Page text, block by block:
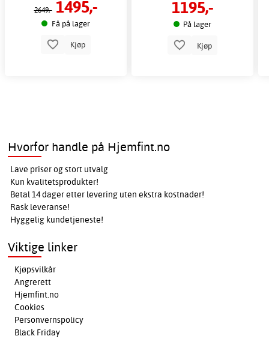
2649,- 1495,-
Få på lager
Kjøp
1195,-
På lager
Kjøp
Hvorfor handle på Hjemfint.no
Lave priser og stort utvalg
Kun kvalitetsprodukter!
Betal 14 dager etter levering uten ekstra kostnader!
Rask leveranse!
Hyggelig kundetjeneste!
Viktige linker
Kjøpsvilkår
Angrerett
Hjemfint.no
Cookies
Personvernspolicy
Black Friday